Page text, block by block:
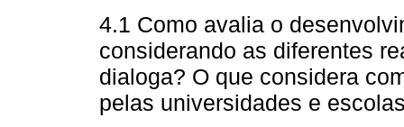
4.1 Como avalia o
considerando as diferentes
dialoga? O que considera
pelas universidades e